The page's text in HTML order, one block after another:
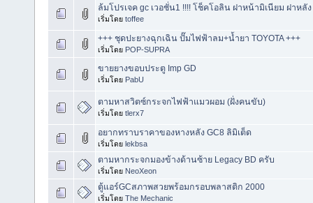
ล้มโปรเจค gc เวอชั่น1 !!!! โช็คโอลิน ฝาหน้ามิเนียม ฝาหลั
เริ่มโดย toffee
+++ ชุดปะยางฉุกเฉิน ปั๊มไฟฟ้าลม+น้ำยา TOYOTA +++
เริ่มโดย POP-SUPRA
ขายยางขอบประตู Imp GD
เริ่มโดย PabU
ตามหาสวิตซ์กระจกไฟฟ้าแมวผอม (ฝั่งคนขับ)
เริ่มโดย tlerx7
อยากทราบราคาของหางหลัง GC8 ลิมิเต็ด
เริ่มโดย lekbsa
ตามหากระจกมองข้างด้านซ้าย Legacy BD ครับ
เริ่มโดย NeoXeon
ตู้แอร์GCสภาพสวยพร้อมกรอบพลาสติก 2000
เริ่มโดย The Mechanic